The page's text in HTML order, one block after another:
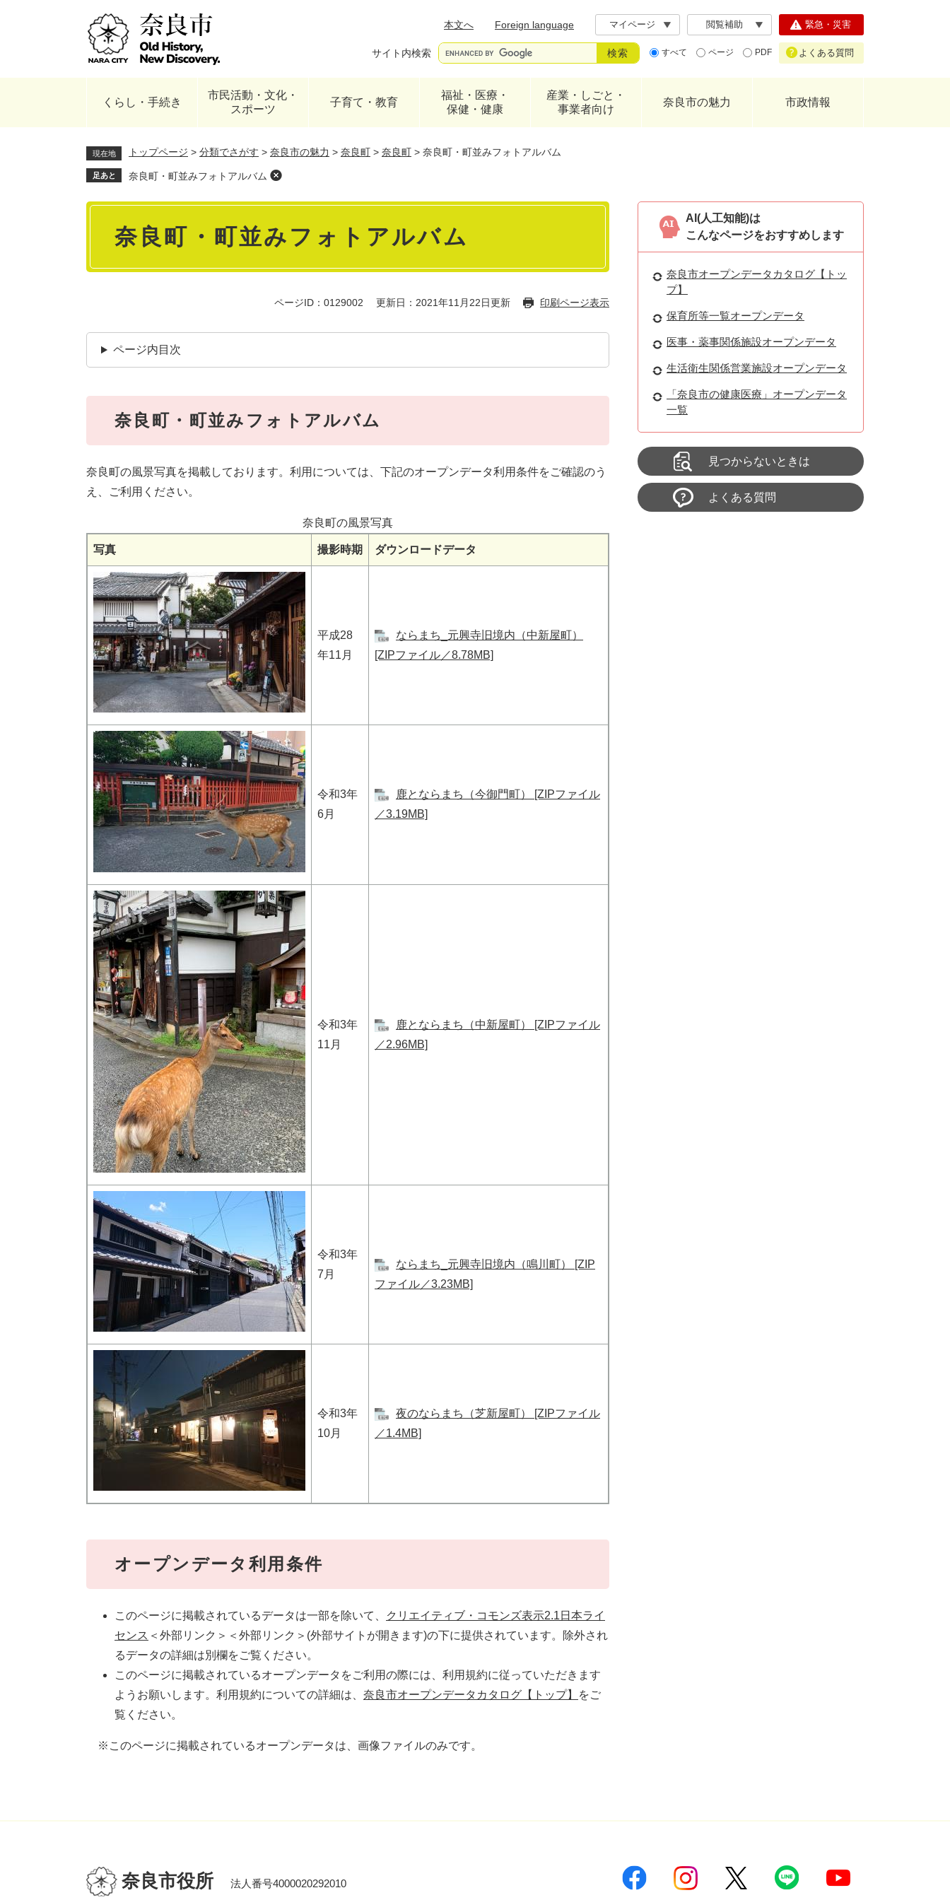
本文へ
Foreign language マイページ 閲覧補助
サイト内検索 すべて ページ PDF
緊急・災害
よくある質問
くらし・手続き
市民活動・文化・
スポーツ
子育て・教育
福祉・医療・
保健・健康
産業・しごと・
事業者向け
奈良市の魅力 市政情報
現在地 トップページ > 分類でさがす > 奈良市の魅力 > 奈良町 > 奈良町 > 奈良町・町並みフォトアルバム
足あと 奈良町・町並みフォトアルバム
本
奈良町・町並みフォトアルバム
ページID：0129002 更新日：2021年11月22日更新 印刷ページ表示
ページ内目次
奈良町・町並みフォトアルバム
奈良町の風景写真を掲載しております。利用については、下記のオープンデータ利用条件をご確認のう
え、ご利用ください。
奈良町の風景写真
写真 撮影時期 ダウンロードデータ
平成28
年11月
ならまち_元興寺旧境内（中新屋町）
[ZIPファイル／8.78MB]
令和3年
6月
鹿とならまち（今御門町） [ZIPファイル
／3.19MB]
令和3年
11月
鹿とならまち（中新屋町） [ZIPファイル
／2.96MB]
令和3年
7月
ならまち_元興寺旧境内（鳴川町） [ZIP
ファイル／3.23MB]
令和3年
10月
夜のならまち（芝新屋町） [ZIPファイル
／1.4MB]
オープンデータ利用条件
このページに掲載されているデータは一部を除いて、
クリエイティブ・コモンズ表示2.1日本ライ
センス ＜外部リンク＞ ＜外部リンク＞(外部サイトが開きます)の下に提供されています。除外され
るデータの詳細は別欄をご覧ください。
このページに掲載されているオープンデータをご利用の際には、利用規約に従っていただきます
ようお願いします。利用規約についての詳細は、 奈良市オープンデータカタログ【トップ】
をご
覧ください。
※このページに掲載されているオープンデータは、画像ファイルのみです。
AI(人工知能)は
こんなページをおすすめします
奈良市オープンデータカタログ【トッ
プ】
保育所等一覧オープンデータ
医事・薬事関係施設オープンデータ
生活衛生関係営業施設オープンデータ
「奈良市の健康医療」オープンデータ
一覧
見つからないときは
よくある質問
奈良市役所 法人番号4000020292010